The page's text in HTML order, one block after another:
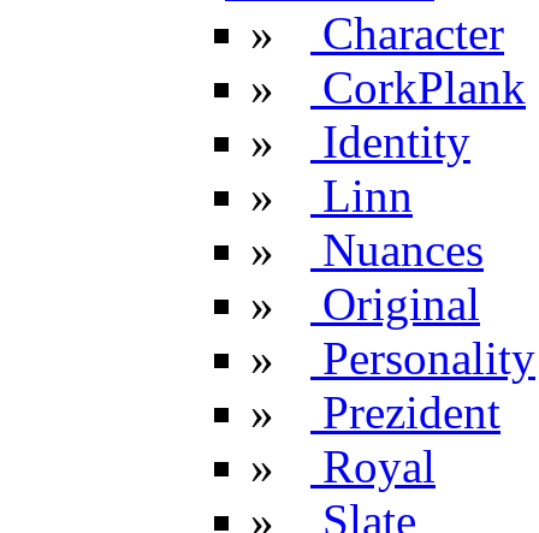
»
Character
»
CorkPlank
»
Identity
»
Linn
»
Nuances
»
Original
»
Personality
»
Prezident
»
Royal
»
Slate